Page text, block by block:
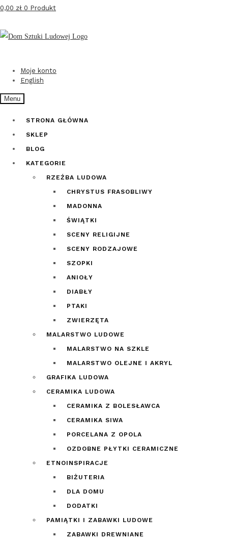
0,00 zł 0 Produkt
Przejdź
Przejdź
Moje konto
English
Menu
STRONA GŁÓWNA
SKLEP
BLOG
KATEGORIE
RZEŹBA LUDOWA
CHRYSTUS FRASOBLIWY
MADONNA
ŚWIĄTKI
SCENY RELIGIJNE
SCENY RODZAJOWE
SZOPKI
ANIOŁY
DIABŁY
PTAKI
ZWIERZĘTA
MALARSTWO LUDOWE
MALARSTWO NA SZKLE
MALARSTWO OLEJNE I AKRYL
GRAFIKA LUDOWA
CERAMIKA LUDOWA
CERAMIKA Z BOLESŁAWCA
CERAMIKA SIWA
PORCELANA Z OPOLA
OZDOBNE PŁYTKI CERAMICZNE
ETNOINSPIRACJE
BIŻUTERIA
DLA DOMU
DODATKI
PAMIĄTKI I ZABAWKI LUDOWE
ZABAWKI DREWNIANE